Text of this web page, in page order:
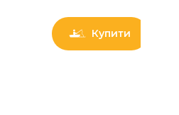
Купити